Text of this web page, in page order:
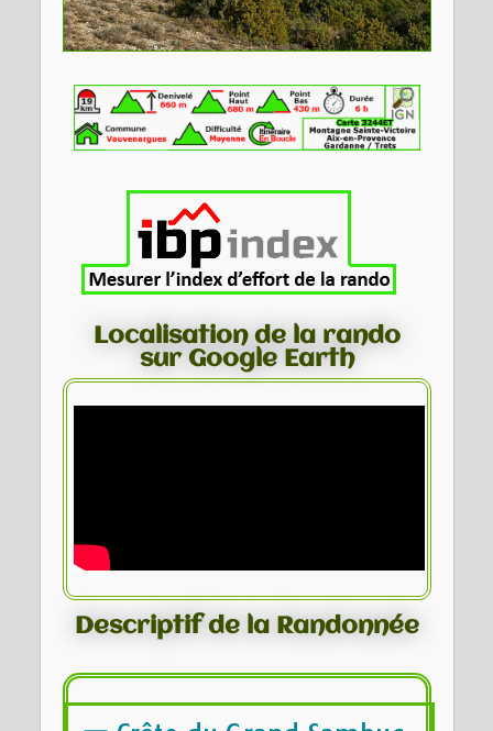
Localisation de la rando
sur Google Earth
Descriptif de la Randonnée